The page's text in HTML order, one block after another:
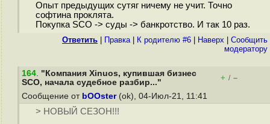
Опыт предыдущих сутяг ничему не учит. Точно
софтина проклята.
Покупка SCO -> суды -> банкротство. И так 10 раз.
Ответить Правка| К родителю #6 Наверх
Cообщить
модератору
164. "Компания Xinuos, купившая бизнес
SCO, начала судебное разбир..."
+ / –
Сообщение от bOOster(ok), 04-Июл-21, 11:41
> НОВЫЙ СЕЗОН!!!